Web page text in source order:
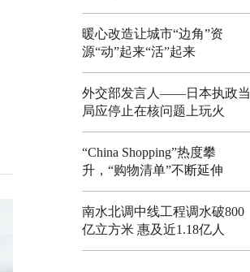
暖心改造让城市“边角”资
源“动”起来“活”起来
外交部发言人——日本执政当
局应停止在核问题上玩火
“China Shopping”热度攀
升，“购物清单”不断延伸
南水北调中线工程调水破800
亿立方米 惠及近1.18亿人